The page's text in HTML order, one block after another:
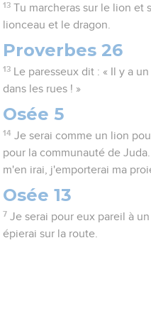
13 Tu marcheras sur le lion et
lionceau et le dragon.
Proverbes 26
13
Le paresseux dit : « Il y a
dans les rues ! »
Osée 5
14 Je serai comme un lion
pour la communauté de
m'en irai, j'emporterai ma
Osée 13
7 Je serai pour eux pareil à
épierai sur la route.